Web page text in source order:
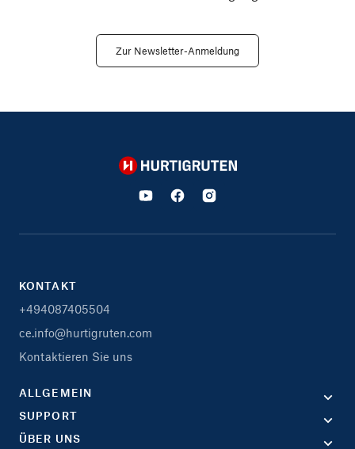
Zur Newsletter-Anmeldung
Hurtigruten
KONTAKT
+494087405504
ce.info@hurtigruten.com
Kontaktieren Sie uns
ALLGEMEIN
SUPPORT
ÜBER UNS